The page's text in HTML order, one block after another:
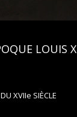
LOUIS
XVIIe SIÈCLE